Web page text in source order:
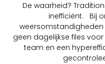
De waarheid?
inefficiënt. Bij
geen dagelijkse files voor
team en een